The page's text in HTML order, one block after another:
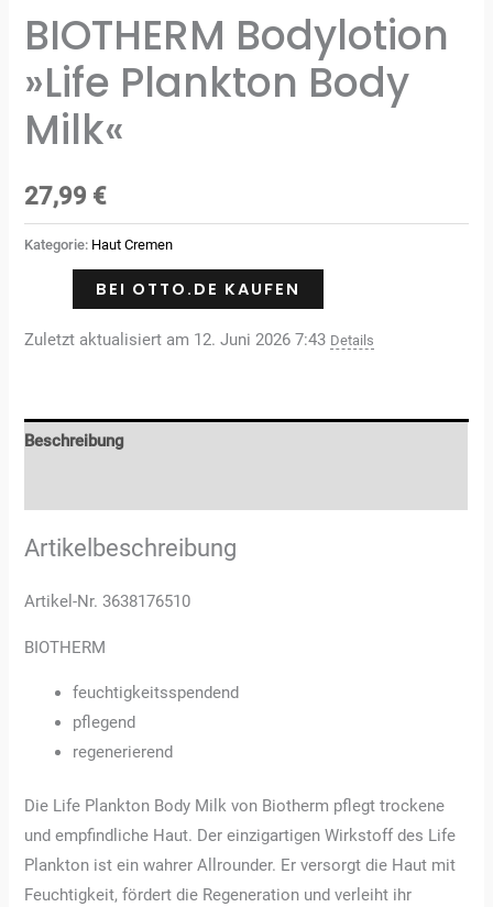
BIOTHERM Bodylotion
»Life Plankton Body
Milk«
27,99 €
Kategorie: Haut Cremen
BEI OTTO.DE KAUFEN
Zuletzt aktualisiert am 12. Juni 2026 7:43 Details
Beschreibung
Artikelbeschreibung
Artikel-Nr. 3638176510
BIOTHERM
feuchtigkeitsspendend
pflegend
regenerierend
Die Life Plankton Body Milk von Biotherm pflegt trockene
und empfindliche Haut. Der einzigartigen Wirkstoff des Life
Plankton ist ein wahrer Allrounder. Er versorgt die Haut mit
Feuchtigkeit, fördert die Regeneration und verleiht ihr